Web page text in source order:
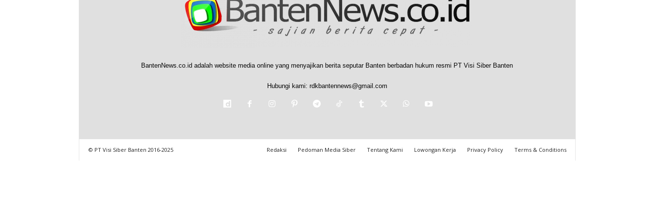
BantenNews.co.id adalah website media online yang menyajikan berita seputar Banten berbadan hukum resmi PT Visi Siber Banten
Hubungi kami: rdkbantennews@gmail.com
Redaksi Pedoman Media Siber Tentang Kami Lowongan Kerja Privacy Policy Terms & Conditions
© PT Visi Siber Banten 2016-2025